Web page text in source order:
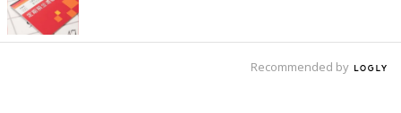
Recommended by